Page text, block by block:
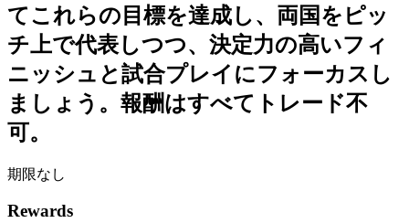
てこれらの目標を達成し、両国をピッ
チ上で代表しつつ、決定力の高いフィ
ニッシュと試合プレイにフォーカスし
ましょう。報酬はすべてトレード不
可。
期限なし
Rewards